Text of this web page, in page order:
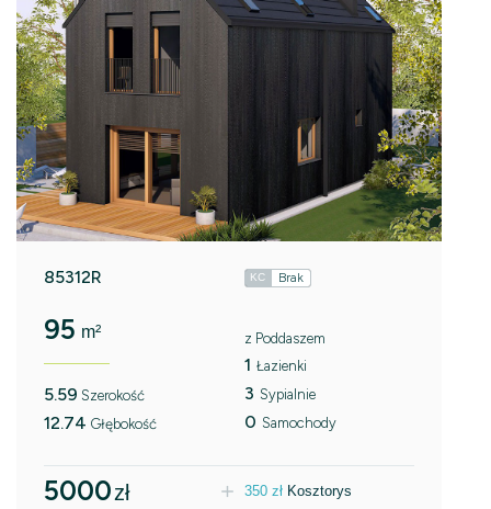
85312R KC Brak
95 m²
5.59 Szerokość
12.74 Głębokość
z Poddaszem
1 Łazienki
3 Sypialnie
0 Samochody
5000zł 350 zł Kosztorys